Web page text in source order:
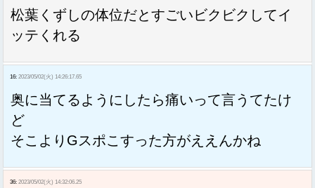
松葉くずしの体位だとすごいビクビクしてイ
ッテくれる
16: 2023/05/02(火) 14:26:17.65
奥に当てるようにしたら痛いって言うてたけ
ど
そこよりGスポこすった方がええんかね
36: 2023/05/02(火) 14:32:06.25